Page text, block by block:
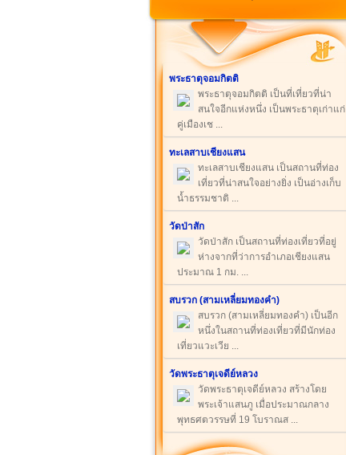
พระธาตุจอมกิตติ
พระธาตุจอมกิตติ เป็นที่เที่ยวที่น่า
สนใจอีกแห่งหนึ่ง เป็นพระธาตุเก่าแก่
คู่เมืองเช ...
ทะเลสาบเชียงแสน
ทะเลสาบเชียงแสน เป็นสถานที่ท่อง
เที่ยวที่น่าสนใจอย่างยิ่ง เป็นอ่างเก็บ
น้ำธรรมชาติ ...
วัดป่าสัก
วัดป่าสัก เป็นสถานที่ท่องเที่ยวที่อยู่
ห่างจากที่ว่าการอำเภอเชียงแสน
ประมาณ 1 กม. ...
สบรวก (สามเหลี่ยมทองคำ)
สบรวก (สามเหลี่ยมทองคำ) เป็นอีก
หนึ่งในสถานที่ท่องเที่ยวที่มีนักท่อง
เที่ยวแวะเวีย ...
วัดพระธาตุเจดีย์หลวง
วัดพระธาตุเจดีย์หลวง สร้างโดย
พระเจ้าแสนภู เมื่อประมาณกลาง
พุทธศตวรรษที่ 19 โบราณส ...